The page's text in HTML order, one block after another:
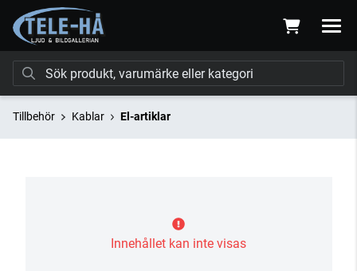
Tillbehör Kablar El-artiklar
Innehållet kan inte visas